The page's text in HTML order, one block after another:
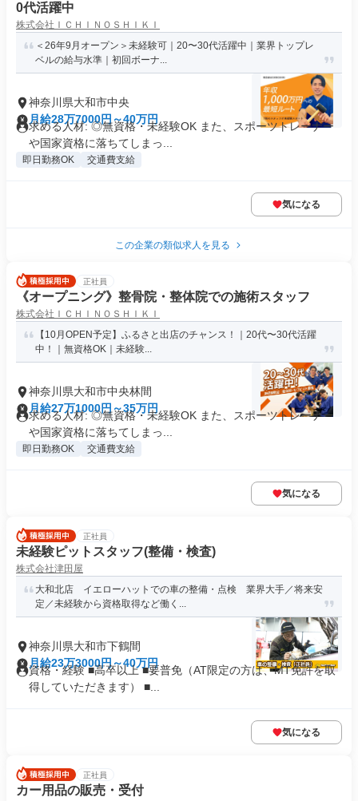
0代活躍中
株式会社ＩＣＨＩＮＯＳＨＩＫＩ
＜26年9月オープン＞未経験可｜20〜30代活躍中｜業界トップレ
ベルの給与水準｜初回ボーナ...
神奈川県大和市中央
月給28万7000円～40万円
求める人材: ◎無資格・未経験OK また、スポーツトレーナー
や国家資格に落ちてしまっ...
即日勤務OK 交通費支給
気になる
この企業の類似求人を見る
正社員
《オープニング》整骨院・整体院での施術スタッフ
株式会社ＩＣＨＩＮＯＳＨＩＫＩ
【10月OPEN予定】ふるさと出店のチャンス！｜20代〜30代活躍
中！｜無資格OK｜未経験...
神奈川県大和市中央林間
月給27万1000円～35万円
求める人材: ◎無資格・未経験OK また、スポーツトレーナー
や国家資格に落ちてしまっ...
即日勤務OK 交通費支給
気になる
正社員
未経験ピットスタッフ(整備・検査)
株式会社津田屋
大和北店 イエローハットでの車の整備・点検 業界大手／将来安
定／未経験から資格取得など働く...
神奈川県大和市下鶴間
月給23万3000円～40万円
資格・経験 ■高卒以上 ■要普免（AT限定の方は、MT免許を取
得していただきます） ■...
気になる
正社員
カー用品の販売・受付